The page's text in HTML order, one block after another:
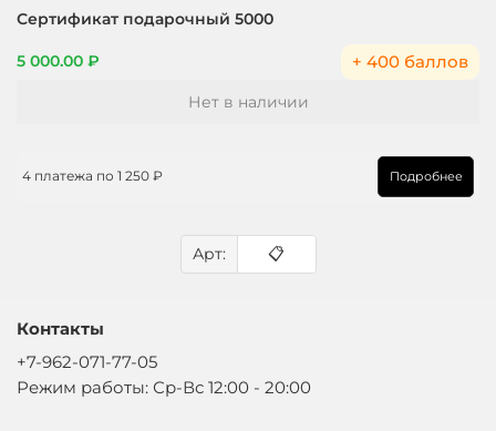
Сертификат подарочный 5000
5 000.00 ₽ + 400 баллов
Арт: 📋
Нет в наличии
4 платежа по 1 250 ₽ Подробнее
Контакты
+7-962-071-77-05
Режим работы: Ср-Вс 12:00 - 20:00